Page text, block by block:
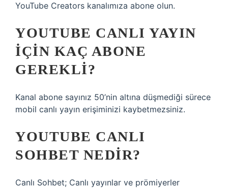
YouTube Creators kanalımıza abone olun.
YOUTUBE CANLI YAYIN
IÇIN KAÇ ABONE
GEREKLI?
Kanal abone sayınız 50’nin altına düşmediği sürece
mobil canlı yayın erişiminizi kaybetmezsiniz.
YOUTUBE CANLI
SOHBET NEDIR?
Canlı Sohbet; Canlı yayınlar ve prömiyerler